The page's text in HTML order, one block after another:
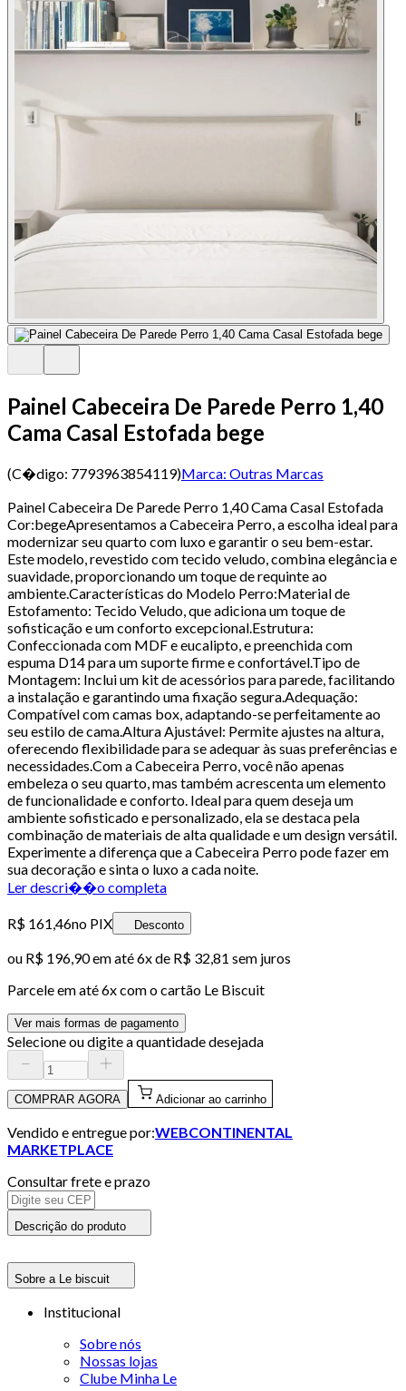
Painel Cabeceira De Parede Perro 1,40
Cama Casal Estofada bege
(C�digo: 7793963854119)Marca: Outras Marcas
Painel Cabeceira De Parede Perro 1,40 Cama Casal Estofada
Cor:begeApresentamos a Cabeceira Perro, a escolha ideal para
modernizar seu quarto com luxo e garantir o seu bem-estar.
Este modelo, revestido com tecido veludo, combina elegância e
suavidade, proporcionando um toque de requinte ao
ambiente.Características do Modelo Perro:Material de
Estofamento: Tecido Veludo, que adiciona um toque de
sofisticação e um conforto excepcional.Estrutura:
Confeccionada com MDF e eucalipto, e preenchida com
espuma D14 para um suporte firme e confortável.Tipo de
Montagem: Inclui um kit de acessórios para parede, facilitando
a instalação e garantindo uma fixação segura.Adequação:
Compatível com camas box, adaptando-se perfeitamente ao
seu estilo de cama.Altura Ajustável: Permite ajustes na altura,
oferecendo flexibilidade para se adequar às suas preferências e
necessidades.Com a Cabeceira Perro, você não apenas
embeleza o seu quarto, mas também acrescenta um elemento
de funcionalidade e conforto. Ideal para quem deseja um
ambiente sofisticado e personalizado, ela se destaca pela
combinação de materiais de alta qualidade e um design versátil.
Experimente a diferença que a Cabeceira Perro pode fazer em
sua decoração e sinta o luxo a cada noite.
Ler descri��o completa
R$ 161,46no PIX Desconto
ou R$ 196,90em até6x de R$ 32,81 sem juros
Parcele em até6x com o cartão Le Biscuit
Ver mais formas de pagamento
Selecione ou digite a quantidade desejada
COMPRAR AGORA Adicionar ao carrinho
Vendido e entregue por:WEBCONTINENTAL
MARKETPLACE
Consultar frete e prazo
Descrição do produto
Sobre a Le biscuit
Institucional
Sobre nós
Nossas lojas
Clube Minha Le